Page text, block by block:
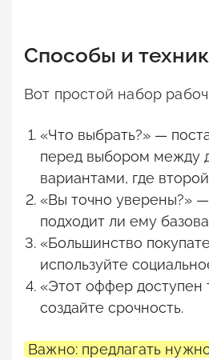
Способы и
Вот простой набор
«Что выбрать?» —
перед выбором между
вариантами, где
«Вы точно уверены?» —
подходит ли ему
«Большинство
используйте
«Этот оффер доступен
создайте срочность.
Важно: предлагать